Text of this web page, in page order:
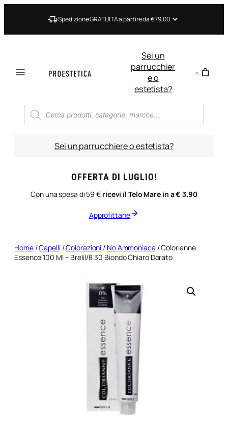
Spedizione GRATUITA a partire da €79,00
Sei un
parrucchier
e o
estetista?
Ricerca
prodotti
Sei un parrucchiere o estetista?
OFFERTA DI LUGLIO!
Con una spesa di 59 € ricevi il Telo Mare in a € 3.90
Approfittane
Home/Capelli/Colorazioni / No Ammoniaca / Colorianne
Essence 100 Ml – Brelil/8.30 Biondo Chiaro Dorato